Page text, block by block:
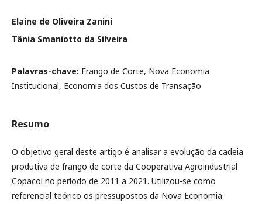
Elaine de Oliveira Zanini
Tânia Smaniotto da Silveira
Palavras-chave: Frango de Corte, Nova Economia
Institucional, Economia dos Custos de Transação
Resumo
O objetivo geral deste artigo é analisar a evolução da cadeia
produtiva de frango de corte da Cooperativa Agroindustrial
Copacol no período de 2011 a 2021. Utilizou-se como
referencial teórico os pressupostos da Nova Economia